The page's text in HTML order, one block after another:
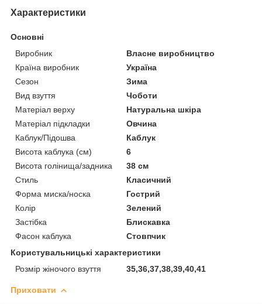
Характеристики
Основні
Виробник
Власне виробництво
Країна виробник
Україна
Сезон
Зима
Вид взуття
Чоботи
Матеріал верху
Натуральна шкіра
Матеріал підкладки
Овчина
Каблук/Підошва
Каблук
Висота каблука (см)
6
Висота голінища/задника
38 см
Стиль
Класичний
Форма миска/носка
Гострий
Колір
Зелений
Застібка
Блискавка
Фасон каблука
Стовпчик
Користувальницькі характеристики
Розмір жіночого взуття
35,36,37,38,39,40,41
Приховати